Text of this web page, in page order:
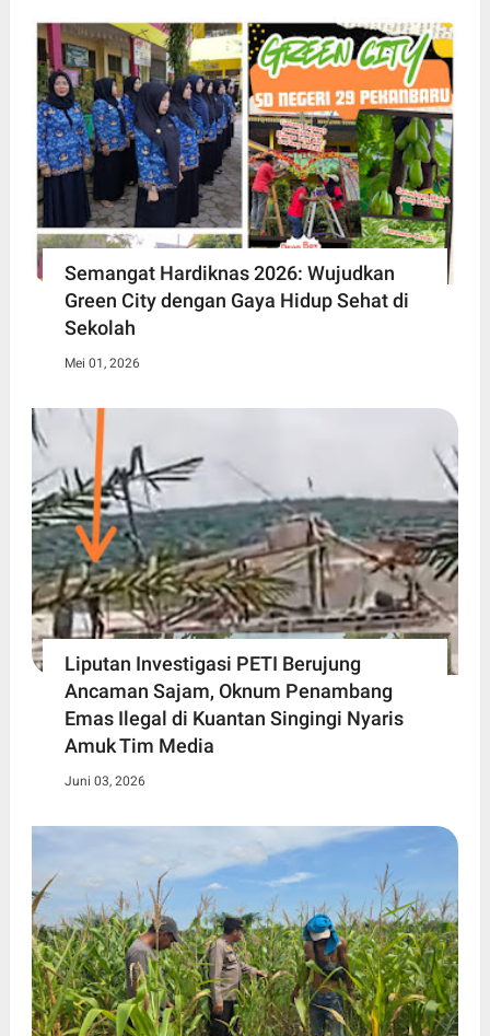
Semangat Hardiknas 2026: Wujudkan
Green City dengan Gaya Hidup Sehat di
Sekolah
Mei 01, 2026
Liputan Investigasi PETI Berujung
Ancaman Sajam, Oknum Penambang
Emas Ilegal di Kuantan Singingi Nyaris
Amuk Tim Media
Juni 03, 2026